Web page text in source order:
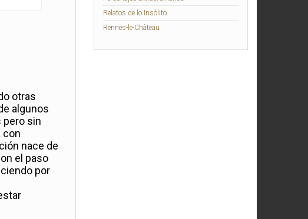
otras
algunos
pero sin
con
nace de
el paso
por
Relatos de lo Insólito
Rennes-le-Château